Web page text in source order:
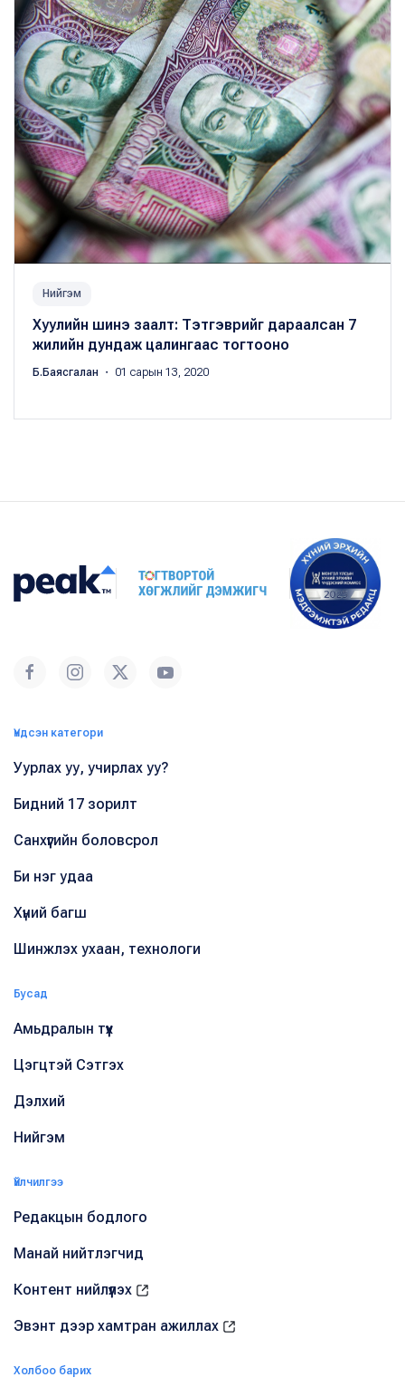
Нийгэм
Хуулийн шинэ заалт: Тэтгэврийг дараалсан 7
жилийн дундаж цалингаас тогтооно
Б.Баясгалан ・ 01 сарын 13, 2020
Үндсэн категори
Уурлах уу, учирлах уу?
Бидний 17 зорилт
Санхүүгийн боловсрол
Би нэг удаа
Хүний багш
Шинжлэх ухаан, технологи
Бусад
Амьдралын түүх
Цэгцтэй Сэтгэх
Дэлхий
Нийгэм
Үйлчилгээ
Редакцын бодлого
Манай нийтлэгчид
Контент нийлүүлэх
Эвэнт дээр хамтран ажиллах
Холбоо барих